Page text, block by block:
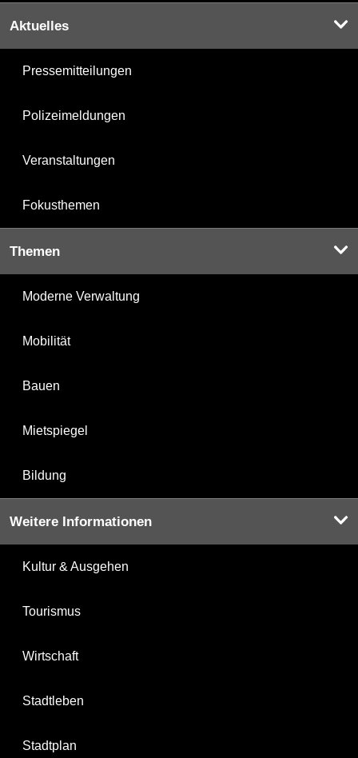
Aktuelles
Pressemitteilungen
Polizeimeldungen
Veranstaltungen
Fokusthemen
Themen
Moderne Verwaltung
Mobilität
Bauen
Mietspiegel
Bildung
Weitere Informationen
Kultur & Ausgehen
Tourismus
Wirtschaft
Stadtleben
Stadtplan